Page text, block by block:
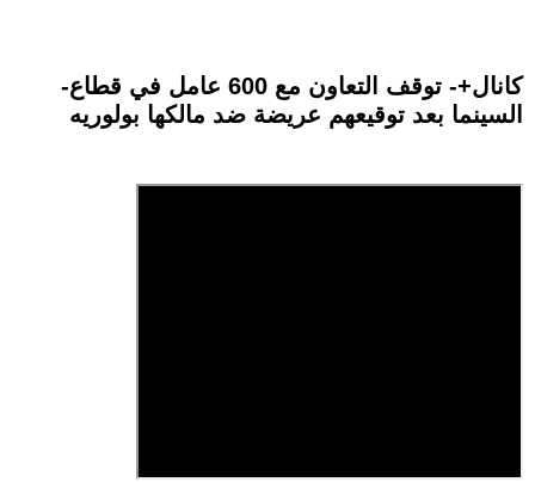
-كانال+- توقف التعاون مع 600 عامل في قطاع
السينما بعد توقيعهم عريضة ضد مالكها بولوريه